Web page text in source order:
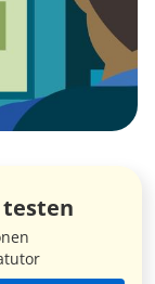
testen